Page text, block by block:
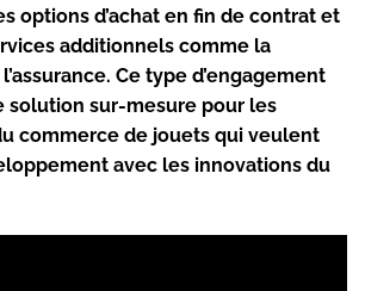
options d’achat en fin de contrat et
additionnels comme la
Ce type d’engagement
solution sur-mesure pour les
commerce de jouets qui veulent
avec les innovations du